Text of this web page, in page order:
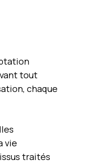
tout
chaque
vie
traités